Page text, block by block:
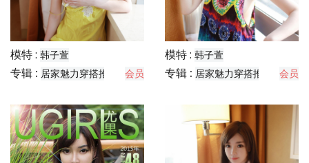
模特 : 韩子萱
专辑 : 居家魅力穿搭推荐 会员
模特 : 韩子萱
专辑 : 居家魅力穿搭推荐 会员